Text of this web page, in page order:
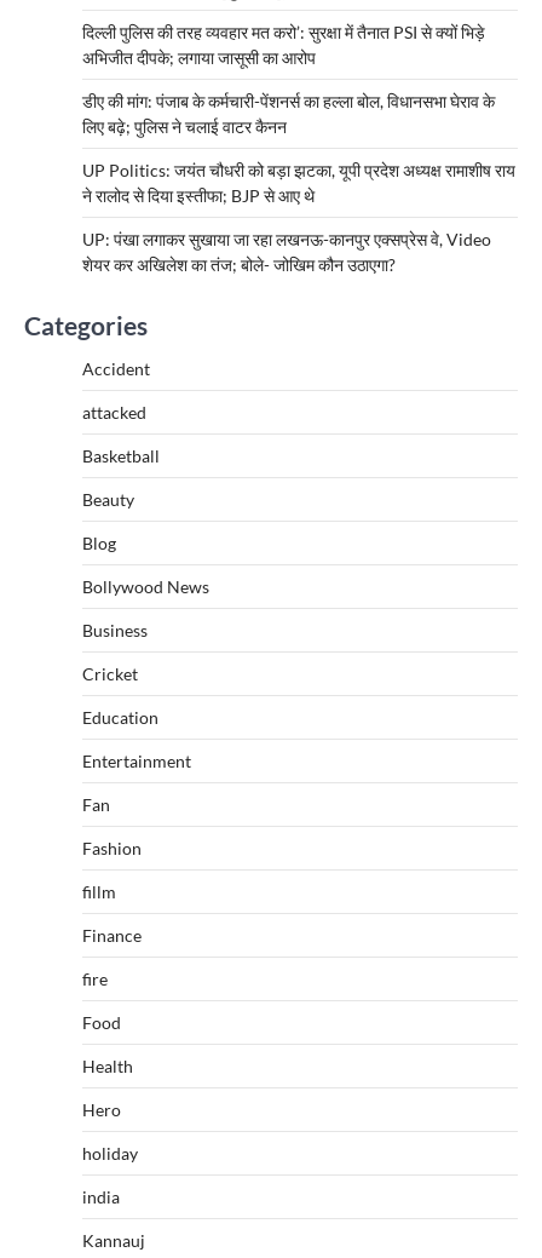
दिल्ली पुलिस की तरह व्यवहार मत करो’: सुरक्षा में तैनात PSI से क्यों भिड़े
अभिजीत दीपके; लगाया जासूसी का आरोप
डीए की मांग: पंजाब के कर्मचारी-पेंशनर्स का हल्ला बोल, विधानसभा घेराव के
लिए बढ़े; पुलिस ने चलाई वाटर कैनन
UP Politics: जयंत चौधरी को बड़ा झटका, यूपी प्रदेश अध्यक्ष रामाशीष राय
ने रालोद से दिया इस्तीफा; BJP से आए थे
UP: पंखा लगाकर सुखाया जा रहा लखनऊ-कानपुर एक्सप्रेस वे, Video
शेयर कर अखिलेश का तंज; बोले- जोखिम कौन उठाएगा?
Categories
Accident
attacked
Basketball
Beauty
Blog
Bollywood News
Business
Cricket
Education
Entertainment
Fan
Fashion
fillm
Finance
fire
Food
Health
Hero
holiday
india
Kannauj